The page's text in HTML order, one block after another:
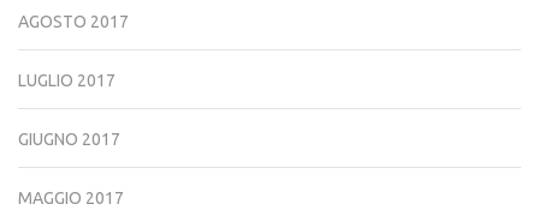
AGOSTO 2017
LUGLIO 2017
GIUGNO 2017
MAGGIO 2017